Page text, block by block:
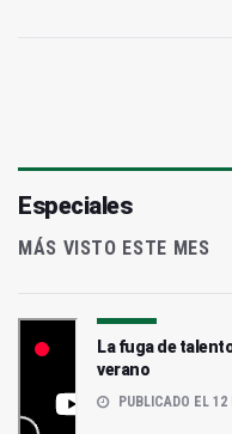
Especiales
MÁS VISTO ESTE MES
La fuga de
verano
PUBLICADO EL